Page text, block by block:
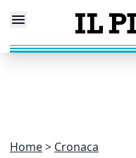
Home Cronaca